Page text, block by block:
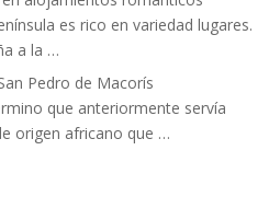
es rico en variedad lugares.
a la …
Pedro de Macorís
que anteriormente servía
origen africano que …